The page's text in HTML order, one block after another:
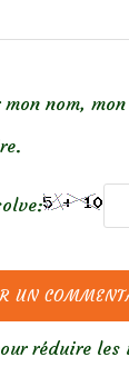
mon nom,
réduire les